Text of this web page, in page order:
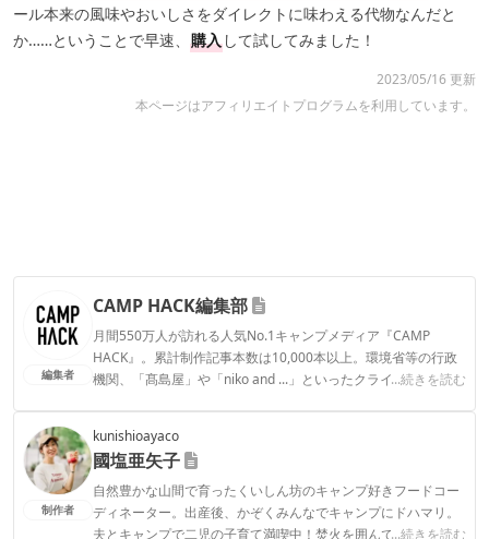
ール本来の風味やおいしさをダイレクトに味わえる代物なんだと
か……ということで早速、 購入 して試してみました！
2023/05/16 更新
本ページはアフィリエイトプログラムを利用しています。
編集者
CAMP HACK編集部
月間550万人が訪れる人気No.1キャンプメディア『CAMP
HACK』。累計制作記事本数は10,000本以上。環境省等の行政
機関、「髙島屋」や「niko and ...」といったクライアントとの
...続きを読む
CAMP HACK編集部のプロフィール
制作者
kunishioayaco
國塩亜矢子
自然豊かな山間で育ったくいしん坊のキャンプ好きフードコー
ディネーター。出産後、かぞくみんなでキャンプにドハマリ。
夫とキャンプで二児の子育て満喫中！焚火を囲んで、お酒片手
...続きを読む